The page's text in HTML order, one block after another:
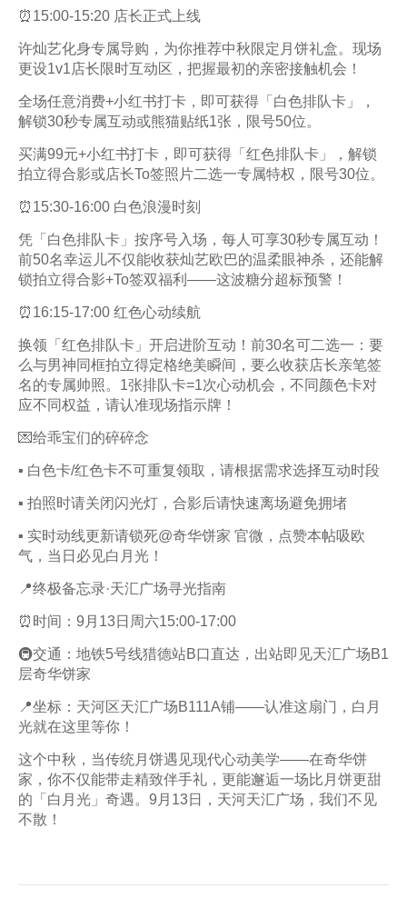
⏰15:00-15:20 店长正式上线
许灿艺化身专属导购，为你推荐中秋限定月饼礼盒。现场
更设1v1店长限时互动区，把握最初的亲密接触机会！
全场任意消费+小红书打卡，即可获得「白色排队卡」，
解锁30秒专属互动或熊猫贴纸1张，限号50位。
买满99元+小红书打卡，即可获得「红色排队卡」，解锁
拍立得合影或店长To签照片二选一专属特权，限号30位。
⏰15:30-16:00 白色浪漫时刻
凭「白色排队卡」按序号入场，每人可享30秒专属互动！
前50名幸运儿不仅能收获灿艺欧巴的温柔眼神杀，还能解
锁拍立得合影+To签双福利——这波糖分超标预警！
⏰16:15-17:00 红色心动续航
换领「红色排队卡」开启进阶互动！前30名可二选一：要
么与男神同框拍立得定格绝美瞬间，要么收获店长亲笔签
名的专属帅照。1张排队卡=1次心动机会，不同颜色卡对
应不同权益，请认准现场指示牌！
💌给乖宝们的碎碎念
▪️ 白色卡/红色卡不可重复领取，请根据需求选择互动时段
▪️ 拍照时请关闭闪光灯，合影后请快速离场避免拥堵
▪️ 实时动线更新请锁死@奇华饼家 官微，点赞本帖吸欧
气，当日必见白月光！
📍终极备忘录·天汇广场寻光指南
⏰时间：9月13日周六15:00-17:00
🚇交通：地铁5号线猎德站B口直达，出站即见天汇广场B1
层奇华饼家
📍坐标：天河区天汇广场B111A铺——认准这扇门，白月
光就在这里等你！
这个中秋，当传统月饼遇见现代心动美学——在奇华饼
家，你不仅能带走精致伴手礼，更能邂逅一场比月饼更甜
的「白月光」奇遇。9月13日，天河天汇广场，我们不见
不散！